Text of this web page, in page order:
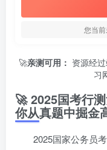
您当
🚀亲测可用： 资源经
习
🚀 2025国考行
你从真题中掘金
2025国家公务员